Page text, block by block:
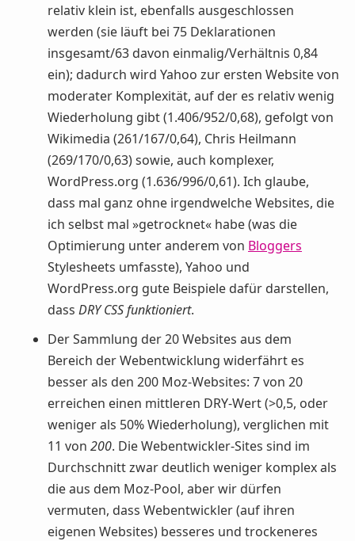
relativ klein ist, ebenfalls ausgeschlossen
werden (sie läuft bei 75 Deklarationen
insgesamt/63 davon einmalig/Verhältnis 0,84
ein); dadurch wird Yahoo zur ersten Website von
moderater Komplexität, auf der es relativ wenig
Wiederholung gibt (1.406/952/0,68), gefolgt von
Wikimedia (261/167/0,64), Chris Heilmann
(269/170/0,63) sowie, auch komplexer,
WordPress.org (1.636/996/0,61). Ich glaube,
dass mal ganz ohne irgendwelche Websites, die
ich selbst mal »getrocknet« habe (was die
Optimierung unter anderem von Bloggers
Stylesheets umfasste), Yahoo und
WordPress.org gute Beispiele dafür darstellen,
dass DRY CSS funktioniert.
Der Sammlung der 20 Websites aus dem
Bereich der Webentwicklung widerfährt es
besser als den 200 Moz-Websites: 7 von 20
erreichen einen mittleren DRY-Wert (>0,5, oder
weniger als 50% Wiederholung), verglichen mit
11 von 200. Die Webentwickler-Sites sind im
Durchschnitt zwar deutlich weniger komplex als
die aus dem Moz-Pool, aber wir dürfen
vermuten, dass Webentwickler (auf ihren
eigenen Websites) besseres und trockeneres